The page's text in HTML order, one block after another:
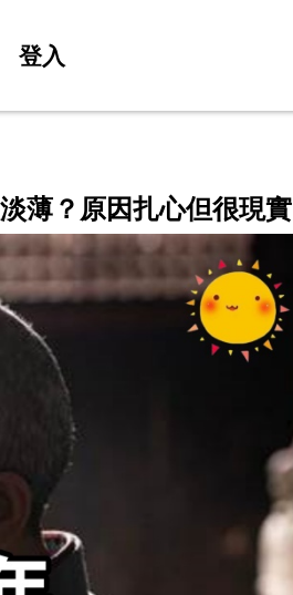
登入
薄？原因扎心但很現實